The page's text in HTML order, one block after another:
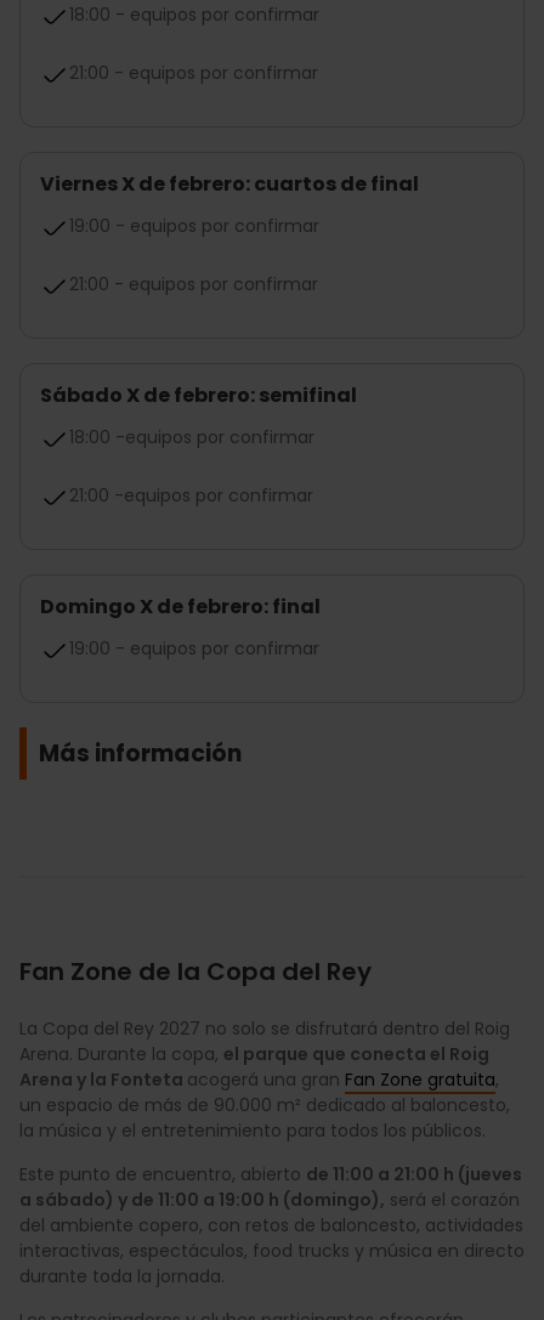
18:00 - equipos por confirmar
21:00 - equipos por confirmar
Viernes X de febrero: cuartos de final
19:00 - equipos por confirmar
21:00 - equipos por confirmar
Sábado X de febrero: semifinal
18:00 -equipos por confirmar
21:00 -equipos por confirmar
Domingo X de febrero: final
19:00 - equipos por confirmar
Más información
Fan Zone de la Copa del Rey
La Copa del Rey 2027 no solo se disfrutará dentro del Roig
Arena. Durante la copa, el parque que conecta el Roig
Arena y la Fonteta acogerá una gran Fan Zone gratuita,
un espacio de más de 90.000 m² dedicado al baloncesto,
la música y el entretenimiento para todos los públicos.
Este punto de encuentro, abierto de 11:00 a 21:00 h (jueves
a sábado) y de 11:00 a 19:00 h (domingo), será el corazón
del ambiente copero, con retos de baloncesto, actividades
interactivas, espectáculos, food trucks y música en directo
durante toda la jornada.